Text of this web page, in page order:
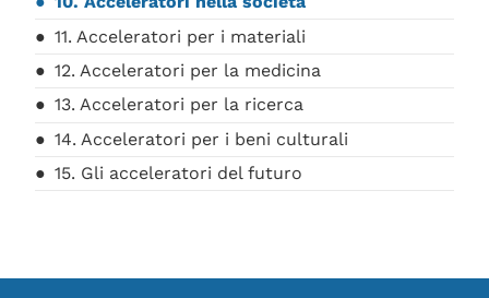
11. Acceleratori per i materiali
12. Acceleratori per la medicina
13. Acceleratori per la ricerca
14. Acceleratori per i beni culturali
15. Gli acceleratori del futuro